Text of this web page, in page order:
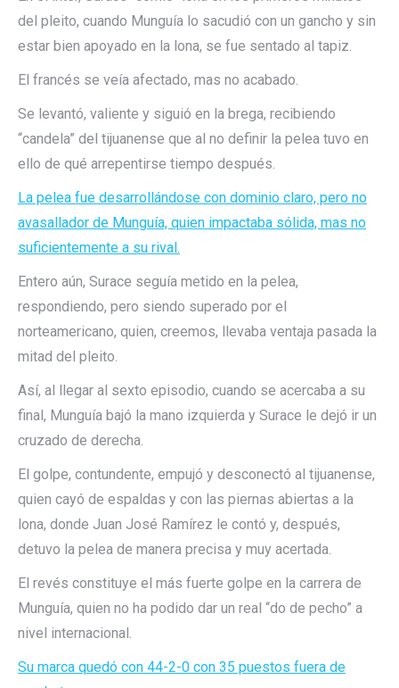
del pleito, cuando Munguía lo sacudió con un gancho y sin
estar bien apoyado en la lona, se fue sentado al tapiz.
El francés se veía afectado, mas no acabado.
Se levantó, valiente y siguió en la brega, recibiendo
“candela” del tijuanense que al no definir la pelea tuvo en
ello de qué arrepentirse tiempo después.
La pelea fue desarrollándose con dominio claro, pero no
avasallador de Munguía, quien impactaba sólida, mas no
suficientemente a su rival.
Entero aún, Surace seguía metido en la pelea,
respondiendo, pero siendo superado por el
norteamericano, quien, creemos, llevaba ventaja pasada la
mitad del pleito.
Así, al llegar al sexto episodio, cuando se acercaba a su
final, Munguía bajó la mano izquierda y Surace le dejó ir un
cruzado de derecha.
El golpe, contundente, empujó y desconectó al tijuanense,
quien cayó de espaldas y con las piernas abiertas a la
lona, donde Juan José Ramírez le contó y, después,
detuvo la pelea de manera precisa y muy acertada.
El revés constituye el más fuerte golpe en la carrera de
Munguía, quien no ha podido dar un real “do de pecho” a
nivel internacional.
Su marca quedó con 44-2-0 con 35 puestos fuera de